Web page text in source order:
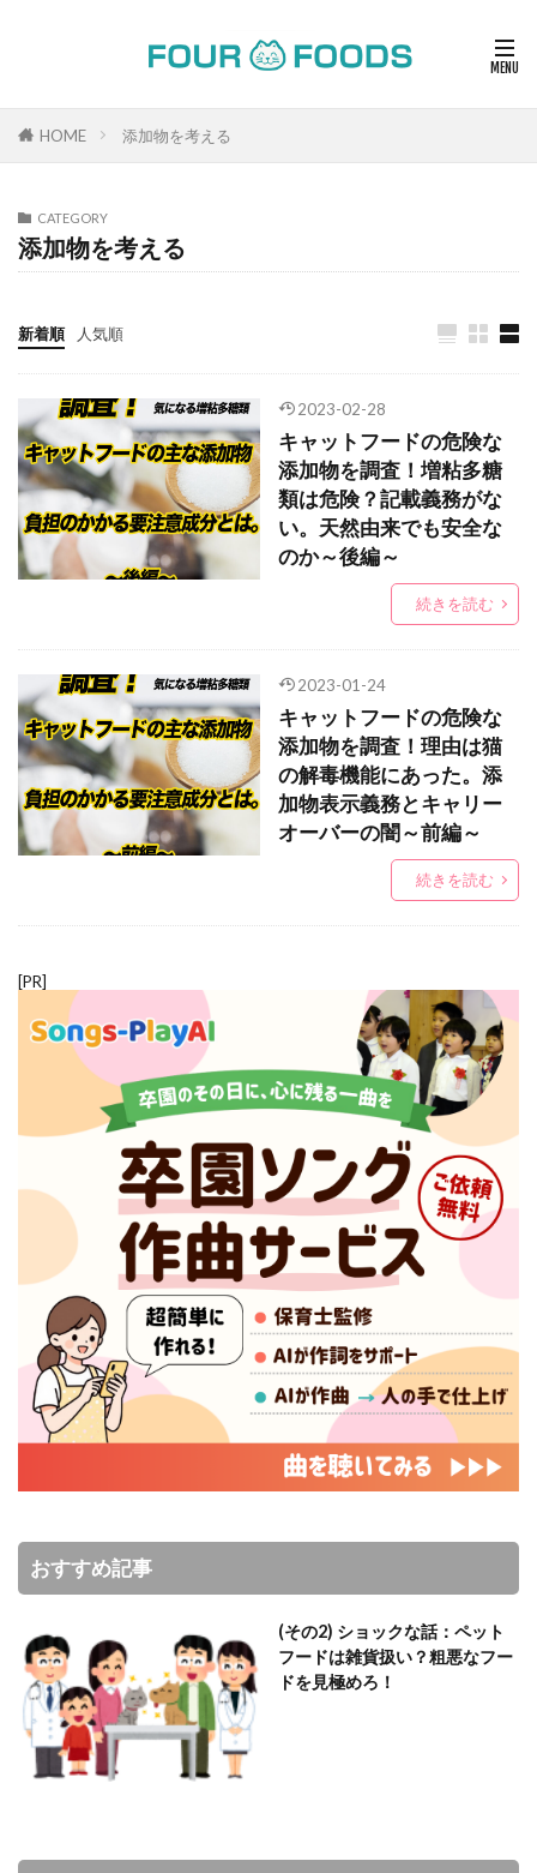
HOME 添加物を考える
CATEGORY
添加物を考える
新着順 人気順
2023-02-28
キャットフードの危険な
添加物を調査！増粘多糖
類は危険？記載義務がな
い。天然由来でも安全な
のか～後編～
続きを読む
2023-01-24
キャットフードの危険な
添加物を調査！理由は猫
の解毒機能にあった。添
加物表示義務とキャリー
オーバーの闇～前編～
続きを読む
[PR]
おすすめ記事
(その2) ショックな話：ペット
フードは雑貨扱い？粗悪なフー
ドを見極めろ！